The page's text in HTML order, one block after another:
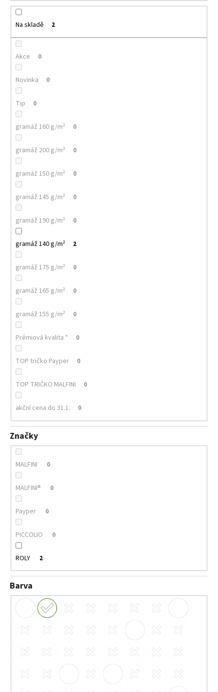
Na skladě 2
Akce 0
Novinka 0
Tip 0
gramáž 160 g/m² 0
gramáž 200 g/m² 0
gramáž 150 g/m² 0
gramáž 145 g/m² 0
gramáž 190 g/m² 0
gramáž 140 g/m² 2
gramáž 175 g/m² 0
gramáž 165 g/m² 0
gramáž 155 g/m² 0
Prémiová kvalita * 0
TOP tričko Payper 0
TOP TRIČKO MALFINI 0
akční cena do 31.1. 0
Značky
MALFINI 0
MALFINI® 0
Payper 0
PICCOLIO 0
ROLY 2
Barva
í
D
m
MALFINI
CITY
120
DÁMSKÉ
TRIČKO,
150
G,
VOLNÝ
STŘIH
106
Kč